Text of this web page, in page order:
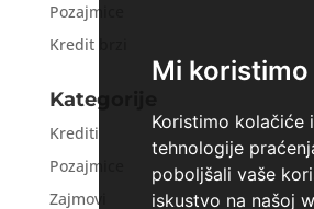
Mi
Koristimo kolačiće
tehnologije
poboljšali vaše
iskustvo na našoj
Pozajmice
Kredit brzi
Kategorije
Krediti
Pozajmice
Zajmovi